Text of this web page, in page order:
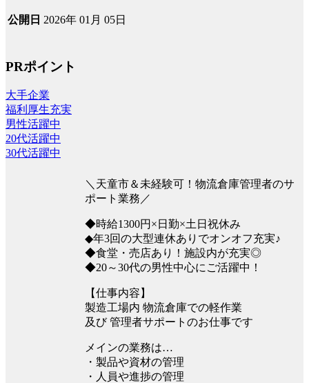
公開日 2026年 01月 05日
PRポイント
大手企業
福利厚生充実
男性活躍中
20代活躍中
30代活躍中
＼天童市＆未経験可！物流倉庫管理者のサ
ポート業務／
◆時給1300円×日勤×土日祝休み
◆年3回の大型連休ありでオンオフ充実♪
◆食堂・売店あり！施設内が充実◎
◆20～30代の男性中心にご活躍中！
【仕事内容】
製造工場内 物流倉庫での軽作業
及び 管理者サポートのお仕事です
メインの業務は…
・製品や資材の管理
・人員や進捗の管理